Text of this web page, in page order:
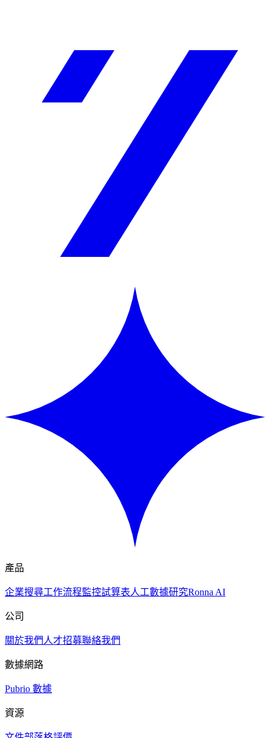
產品
企業搜尋工作流程監控試算表人工數據研究Ronna AI
公司
關於我們 人才招募聯絡我們
數據網路
Pubrio 數據
資源